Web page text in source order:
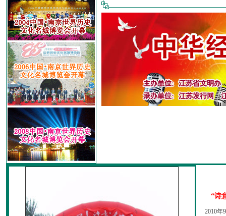
“诗
2010年